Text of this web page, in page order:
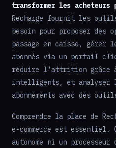
transformer les acheteurs
Recharge fournit les
besoin pour proposer des
passage en caisse, gérer
abonnés via un portail
réduire l'attrition grâce
intelligents, et analyser
abonnements avec des
Comprendre la place de
e-commerce est
autonome ni un